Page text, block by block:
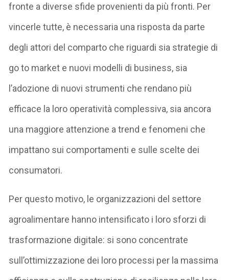
fronte a diverse sfide provenienti da più fronti. Per
vincerle tutte, è necessaria una risposta da parte
degli attori del comparto che riguardi sia strategie di
go to market e nuovi modelli di business, sia
l’adozione di nuovi strumenti che rendano più
efficace la loro operatività complessiva, sia ancora
una maggiore attenzione a trend e fenomeni che
impattano sui comportamenti e sulle scelte dei
consumatori.
Per questo motivo, le organizzazioni del settore
agroalimentare hanno intensificato i loro sforzi di
trasformazione digitale: si sono concentrate
sull’ottimizzazione dei loro processi per la massima